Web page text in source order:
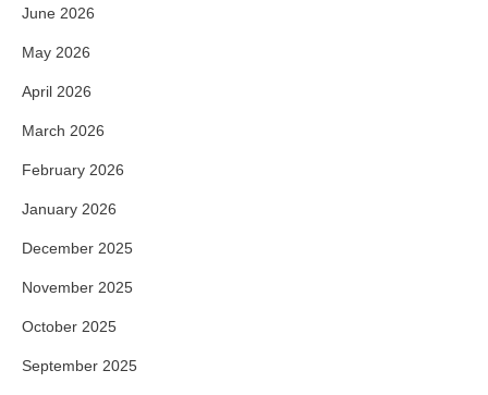
June 2026
May 2026
April 2026
March 2026
February 2026
January 2026
December 2025
November 2025
October 2025
September 2025